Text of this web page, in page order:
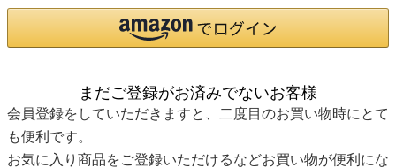
まだご登録がお済みでないお客様
会員登録をしていただきますと、二度目のお買い物時にとて
も便利です。
お気に入り商品をご登録いただけるなどお買い物が便利にな